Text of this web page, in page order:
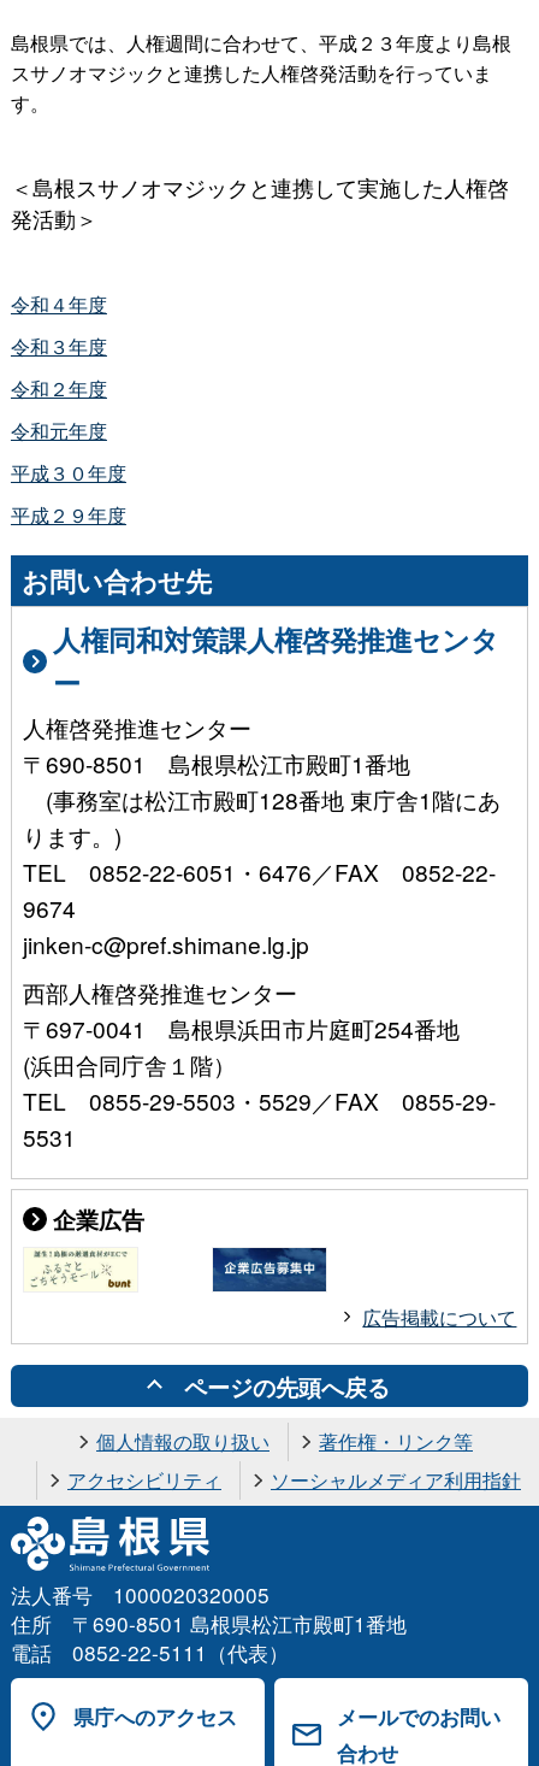
島根県では、人権週間に合わせて、平成２３年度より島根
スサノオマジックと連携した人権啓発活動を行っていま
す。
＜島根スサノオマジックと連携して実施した人権啓
発活動＞
令和４年度
令和３年度
令和２年度
令和元年度
平成３０年度
平成２９年度
お問い合わせ先
人権同和対策課人権啓発推進センタ
ー
人権啓発推進センター
〒690-8501 島根県松江市殿町1番地
(事務室は松江市殿町128番地 東庁舎1階にあ
ります。)
TEL 0852-22-6051・6476／FAX 0852-22-
9674
jinken-c@pref.shimane.lg.jp
西部人権啓発推進センター
〒697-0041 島根県浜田市片庭町254番地
(浜田合同庁舎１階）
TEL 0855-29-5503・5529／FAX 0855-29-
5531
企業広告
広告掲載について
ページの先頭へ戻る
個人情報の取り扱い
著作権・リンク等
アクセシビリティ
ソーシャルメディア利用指針
法人番号 1000020320005
住所 〒690-8501 島根県松江市殿町1番地
電話 0852-22-5111（代表）
県庁へのアクセス
メールでのお問い
合わせ